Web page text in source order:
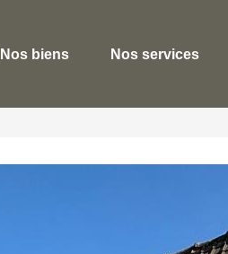
Nos biens Nos services